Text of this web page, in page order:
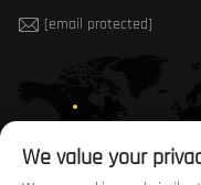
[email protected]
We value your